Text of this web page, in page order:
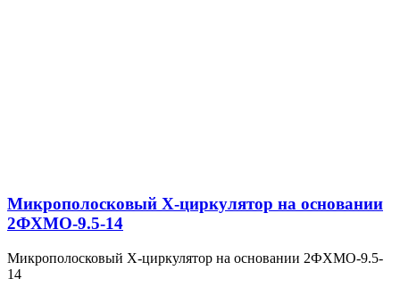
Микрополосковый X-циркулятор на основании
2ФХМО-9.5-14
Микрополосковый X-циркулятор на основании 2ФХМО-9.5-
14